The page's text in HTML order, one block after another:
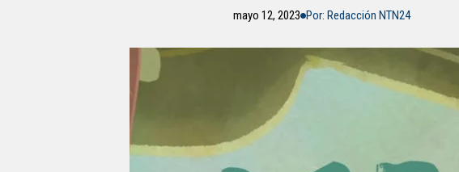
mayo 12, 2023 Por: Redacción NTN24